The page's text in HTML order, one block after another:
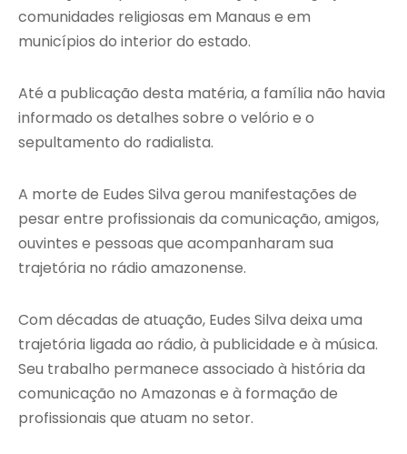
comunidades religiosas em Manaus e em
municípios do interior do estado.
Até a publicação desta matéria, a família não havia
informado os detalhes sobre o velório e o
sepultamento do radialista.
A morte de Eudes Silva gerou manifestações de
pesar entre profissionais da comunicação, amigos,
ouvintes e pessoas que acompanharam sua
trajetória no rádio amazonense.
Com décadas de atuação, Eudes Silva deixa uma
trajetória ligada ao rádio, à publicidade e à música.
Seu trabalho permanece associado à história da
comunicação no Amazonas e à formação de
profissionais que atuam no setor.